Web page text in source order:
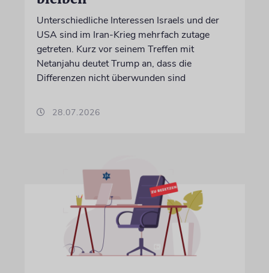
Unterschiedliche Interessen Israels und der
USA sind im Iran-Krieg mehrfach zutage
getreten. Kurz vor seinem Treffen mit
Netanjahu deutet Trump an, dass die
Differenzen nicht überwunden sind
28.07.2026